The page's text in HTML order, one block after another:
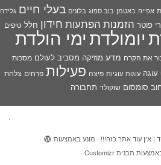
אפייה באטמן בוב ספוג בלונים בעלי חיים גלידה
פוטר הזמנות הפתעות חידון חלל טיפים יומולדתימי הולדת
את הקרח מדע מוזיקה מסביב לעולם מסכות
עוגה עוגות עוגיות פיצה פעילות פרחים צלחת
סומסום שוקולד תחבורה
·
| אין עוד אתר כזה!!! · מונע באמצעות
·
תבנית Customizr ·